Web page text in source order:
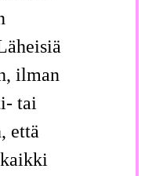
ilman
tai
että